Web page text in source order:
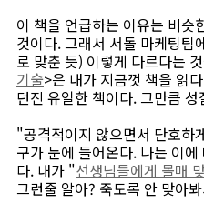
이 책을 언급하는 이유는 비슷
것이다. 그래서 서돌 마케팅팀
로 맞춘 듯) 이렇게 다르다는
기술>은 내가 지금껏 책을 읽
던진 유일한 책이다. 그만큼
"공격적이지 않으면서 단호하
구가 눈에 들어온다. 나는 이
다. 내가 "선생님들에게 몰매
그런줄 알아? 죽도록 안 맞아